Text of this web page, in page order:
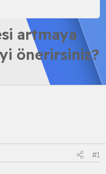
artmaya
önerirsiniz?
#1